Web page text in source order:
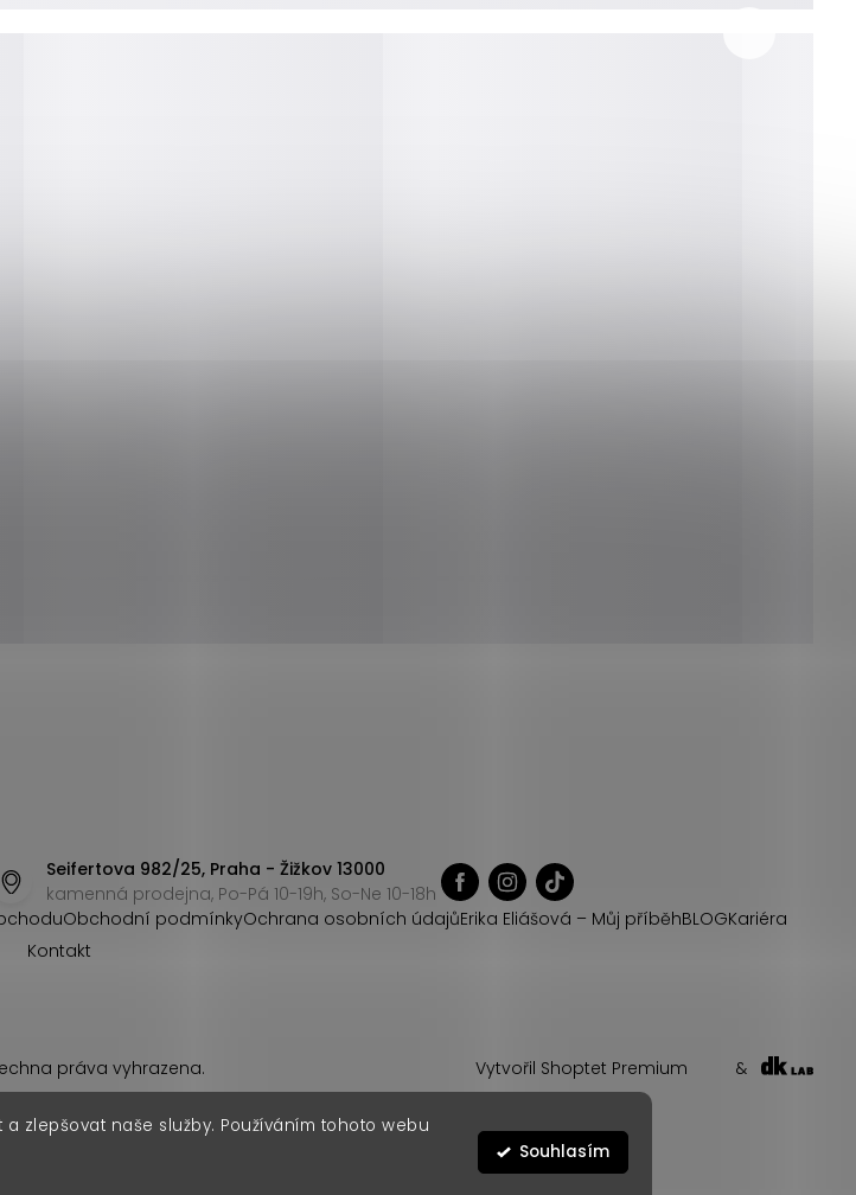
zlepšovat naše služby. Používáním tohoto webu
Souhlasím
Seifertova 982/25, Praha - Žižkov 13000
kamenná prodejna, Po-Pá 10-19h, So-Ne 10-18h
Obchodní podmínkyOchrana osobních údajůErika Eliášová – Můj příběhBLOGKariéra
Kontakt
Vytvořil Shoptet Premium &
práva vyhrazena.